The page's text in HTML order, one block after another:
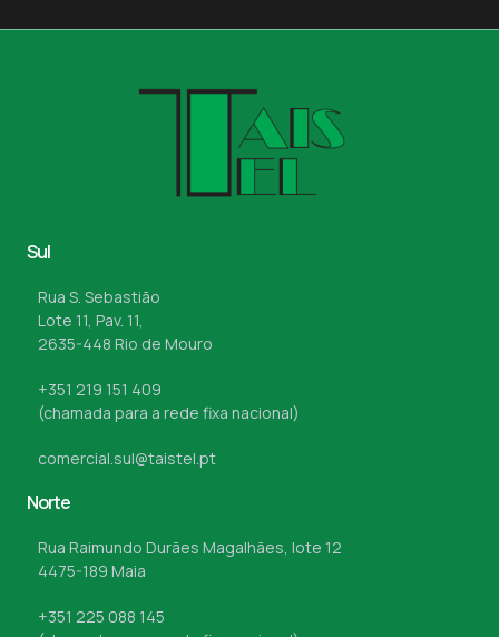
Sul
Rua S. Sebastião
Lote 11, Pav. 11,
2635-448 Rio de Mouro
+351 219 151 409
(chamada para a rede fixa nacional)
comercial.sul@taistel.pt
Norte
Rua Raimundo Durães Magalhães, lote 12
4475-189 Maia
+351 225 088 145